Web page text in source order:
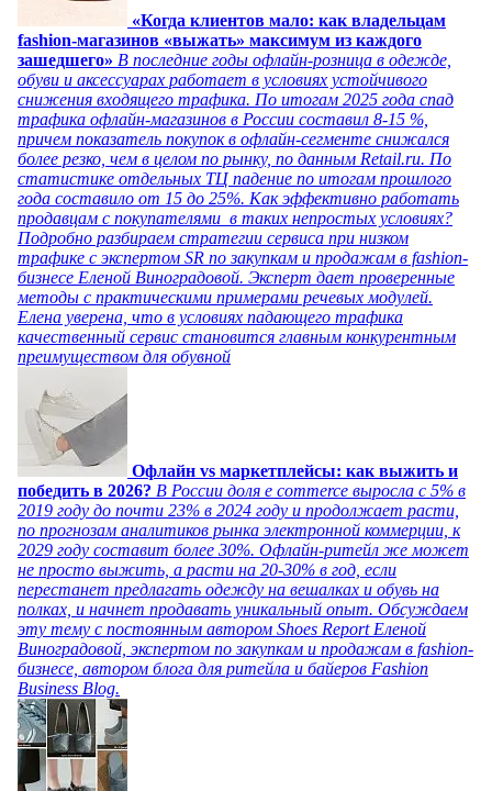
«Когда клиентов мало: как владельцам
fashion-магазинов «выжать» максимум из каждого
зашедшего» В последние годы офлайн-розница в одежде,
обуви и аксессуарах работает в условиях устойчивого
снижения входящего трафика. По итогам 2025 года спад
трафика офлайн-магазинов в России составил 8-15 %,
причем показатель покупок в офлайн-сегменте снижался
более резко, чем в целом по рынку, по данным Retail.ru. По
статистике отдельных ТЦ падение по итогам прошлого
года составило от 15 до 25%. Как эффективно работать
продавцам с покупателями в таких непростых условиях?
Подробно разбираем стратегии сервиса при низком
трафике с экспертом SR по закупкам и продажам в fashion-
бизнесе Еленой Виноградовой. Эксперт дает проверенные
методы с практическими примерами речевых модулей.
Елена уверена, что в условиях падающего трафика
качественный сервис становится главным конкурентным
преимуществом для обувной
Офлайн vs маркетплейсы: как выжить и
победить в 2026? В России доля e commerce выросла с 5% в
2019 году до почти 23% в 2024 году и продолжает расти,
по прогнозам аналитиков рынка электронной коммерции, к
2029 году составит более 30%. Офлайн-ритейл же может
не просто выжить, а расти на 20-30% в год, если
перестанет предлагать одежду на вешалках и обувь на
полках, и начнет продавать уникальный опыт. Обсуждаем
эту тему с постоянным автором Shoes Report Еленой
Виноградовой, экспертом по закупкам и продажам в fashion-
бизнесе, автором блога для ритейла и байеров Fashion
Business Blog.